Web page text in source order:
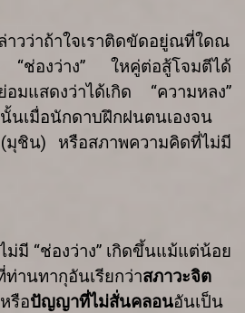
วว่าถ้าใจเราติดขัดอยู่ณที่ใดณ
“ช่องว่าง” ใหคู่ต่อสู้โจมตีได้
มแสดงว่าได้เกิด “ความหลง”
นเมื่อนักดาบฝึกฝนตนเองจน
มุชิน) หรือสภาพความคิดที่ไม่มี
ม่มี “ช่องว่าง” เกิดขึ้นแม้แต่น้อย
ท่านทากุอันเรียกว่าสภาวะจิต
หรือปัญญาที่ไม่สั่นคลอนอันเป็น